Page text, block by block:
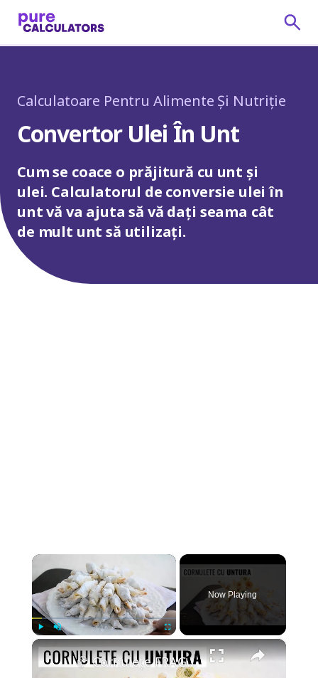
Calculatoare Pentru Alimente Și Nutriție
Convertor Ulei În Unt
Cum se coace o prăjitură cu unt și
ulei. Calculatorul de conversie ulei în
unt vă va ajuta să vă dați seama cât
de mult unt să utilizați.
×
Now Playing
×
🥐 Cornulețe FRAGEDE cu untură și smântână 🥐 - rețeta de cornulețe cu drojdie pentru sărbători